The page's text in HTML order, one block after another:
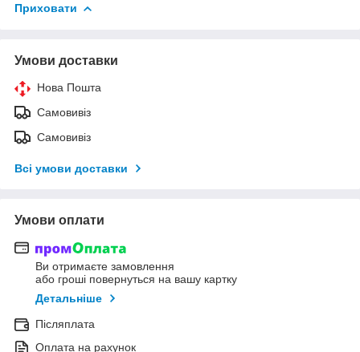
Приховати
Умови доставки
Нова Пошта
Самовивіз
Самовивіз
Всі умови доставки
Умови оплати
Ви отримаєте замовлення
або гроші повернуться на вашу картку
Детальніше
Післяплата
Оплата на рахунок